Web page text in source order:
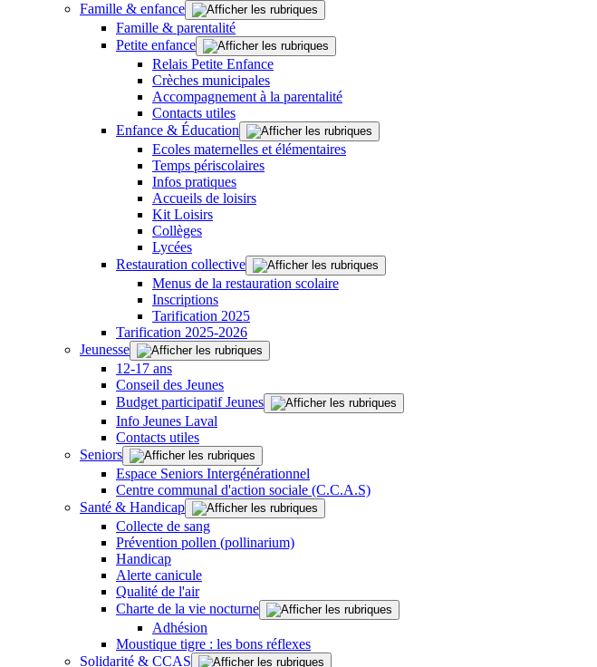
Famille & enfance
Famille & parentalité
Petite enfance
Relais Petite Enfance
Crèches municipales
Accompagnement à la parentalité
Contacts utiles
Enfance & Éducation
Ecoles maternelles et élémentaires
Temps périscolaires
Infos pratiques
Accueils de loisirs
Kit Loisirs
Collèges
Lycées
Restauration collective
Menus de la restauration scolaire
Inscriptions
Tarification 2025
Tarification 2025-2026
Jeunesse
12-17 ans
Conseil des Jeunes
Budget participatif Jeunes
Info Jeunes Laval
Contacts utiles
Seniors
Espace Seniors Intergénérationnel
Centre communal d'action sociale (C.C.A.S)
Santé & Handicap
Collecte de sang
Prévention pollen (pollinarium)
Handicap
Alerte canicule
Qualité de l'air
Charte de la vie nocturne
Adhésion
Moustique tigre : les bons réflexes
Solidarité & CCAS